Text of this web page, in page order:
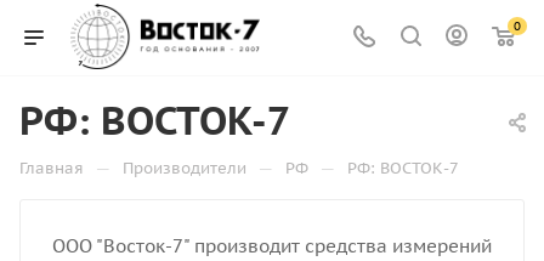
0
РФ: ВОСТОК-7
Главная — Производители — РФ — РФ: ВОСТОК-7
ООО "Восток-7" производит средства измерений